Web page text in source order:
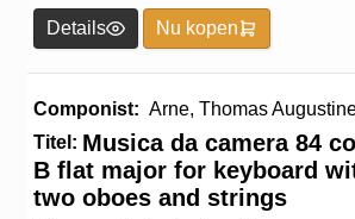
Details
Nu kopen
Componist: Arne, Thomas
Titel: Musica da camera 84
B flat major for keyboard
two oboes and strings